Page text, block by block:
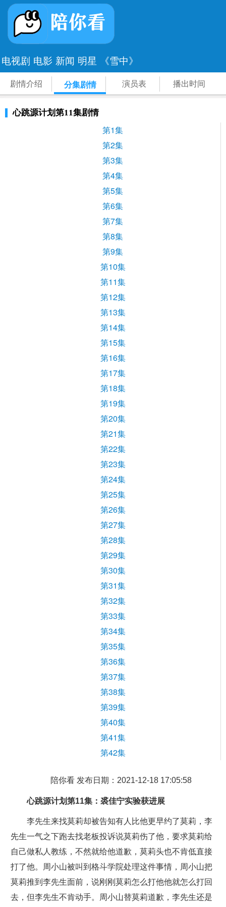
电视剧 电影 新闻 明星 《雪中》
剧情介绍 分集剧情 演员表 播出时间
心跳源计划第11集剧情
第1集
第2集
第3集
第4集
第5集
第6集
第7集
第8集
第9集
第10集
第11集
第12集
第13集
第14集
第15集
第16集
第17集
第18集
第19集
第20集
第21集
第22集
第23集
第24集
第25集
第26集
第27集
第28集
第29集
第30集
第31集
第32集
第33集
第34集
第35集
第36集
第37集
第38集
第39集
第40集
第41集
第42集
陪你看 发布日期：2021-12-18 17:05:58
心跳源计划第11集：裘佳宁实验获进展
李先生来找莫莉却被告知有人比他更早约了莫莉，李
先生一气之下跑去找老板投诉说莫莉伤了他，要求莫莉给
自己做私人教练，不然就给他道歉，莫莉头也不肯低直接
打了他。周小山被叫到格斗学院处理这件事情，周小山把
莫莉推到李先生面前，说刚刚莫莉怎么打他他就怎么打回
去，但李先生不肯动手。周小山替莫莉道歉，李先生还是